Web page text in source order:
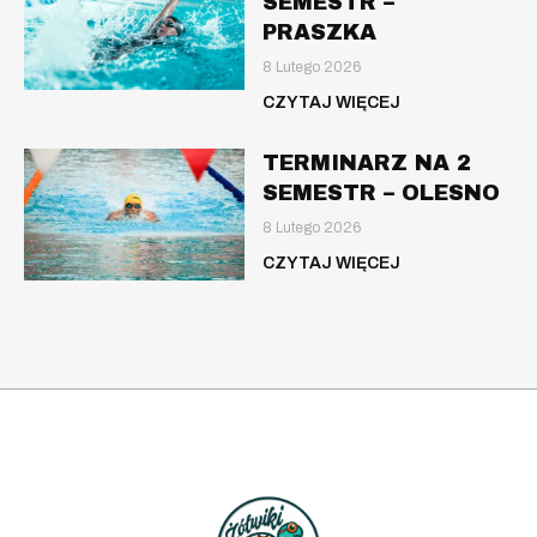
PRASZKA
8 Lutego 2026
CZYTAJ WIĘCEJ
TERMINARZ NA 2
SEMESTR – OLESNO
8 Lutego 2026
CZYTAJ WIĘCEJ